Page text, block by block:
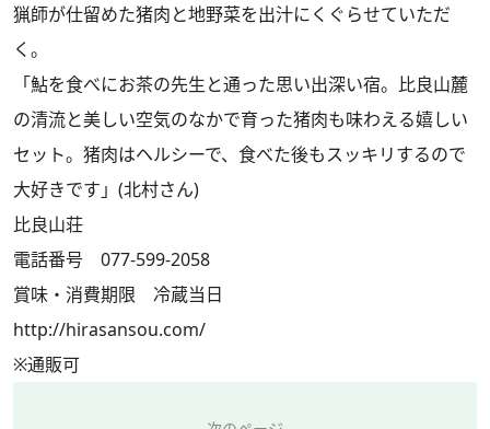
猟師が仕留めた猪肉と地野菜を出汁にくぐらせていただ
く。
「鮎を食べにお茶の先生と通った思い出深い宿。比良山麓
の清流と美しい空気のなかで育った猪肉も味わえる嬉しい
セット。猪肉はヘルシーで、食べた後もスッキリするので
大好きです」(北村さん)
比良山荘
電話番号 077-599-2058
賞味・消費期限 冷蔵当日
http://hirasansou.com/
※通販可